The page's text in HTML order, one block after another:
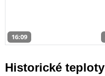
16:09
Historické teploty